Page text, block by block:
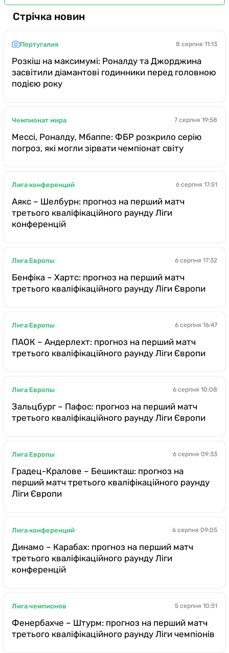
Стрічка новин
Португалия 8 серпня 11:13
Розкіш на максимумі: Роналду та Джорджина
засвітили діамантові годинники перед головною
подією року
Чемпионат мира 7 серпня 19:58
Мессі, Роналду, Мбаппе: ФБР розкрило серію
погроз, які могли зірвати чемпіонат світу
Лига конференций 6 серпня 17:51
Аякс – Шелбурн: прогноз на перший матч
третього кваліфікаційного раунду Ліги
конференцій
Лига Европы 6 серпня 17:32
Бенфіка – Хартс: прогноз на перший матч
третього кваліфікаційного раунду Ліги Європи
Лига Европы 6 серпня 16:47
ПАОК – Андерлехт: прогноз на перший матч
третього кваліфікаційного раунду Ліги Європи
Лига Европы 6 серпня 10:08
Зальцбург – Пафос: прогноз на перший матч
третього кваліфікаційного раунду Ліги Європи
Лига Европы 6 серпня 09:33
Градец-Кралове – Бешикташ: прогноз на
перший матч третього кваліфікаційного раунду
Ліги Європи
Лига конференций 6 серпня 09:05
Динамо – Карабах: прогноз на перший матч
третього кваліфікаційного раунду Ліги
конференцій
Лига чемпионов 5 серпня 10:51
Фенербахче – Штурм: прогноз на перший матч
третього кваліфікаційного раунду Ліги чемпіонів